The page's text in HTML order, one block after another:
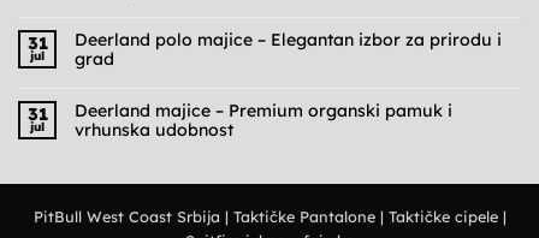
na
Cargo
pantalone
muške
Praktičnost,
udobnost
i
military
31
jul
Deerland polo majice – Elegantan izbor za prirodu i
grad
na
Deerland
polo
izbor
prirodu
i
31
jul
Deerland majice – Premium organski pamuk i
vrhunska udobnost
–
PitBull West Coast Srbija | Taktičke Pantalone| Taktičke cipele|